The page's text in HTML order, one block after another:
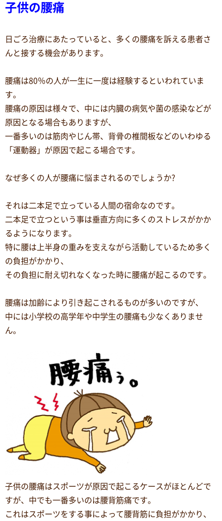
子供の腰痛
日ごろ治療にあたっていると、多くの腰痛を訴える患者さ
んと接する機会があります。
腰痛は80％の人が一生に一度は経験するといわれていま
す。
腰痛の原因は様々で、中には内臓の病気や菌の感染などが
原因となる場合もありますが、
一番多いのは筋肉やじん帯、背骨の椎間板などのいわゆる
「運動器」が原因で起こる場合です。
なぜ多くの人が腰痛に悩まされるのでしょうか?
それは二本足で立っている人間の宿命なのです。
二本足で立つという事は垂直方向に多くのストレスがかか
るようになります。
特に腰は上半身の重みを支えながら活動しているため多く
の負担がかかり、
その負担に耐え切れなくなった時に腰痛が起こるのです。
腰痛は加齢により引き起こされるものが多いのですが、
中には小学校の高学年や中学生の腰痛も少なくありませ
ん。
子供の腰痛はスポーツが原因で起こるケースがほとんどで
すが、中でも一番多いのは腰背筋痛です。
これはスポーツをする事によって腰背筋に負担がかかり、